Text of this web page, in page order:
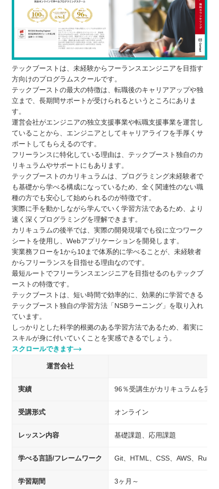
テックブーストは、未経験からフーランスエンジニアを目指す
方向けのプログラムスクールです。
テックブーストの最大の特徴は、転職後のキャリアアップや独
立まで、長期間サポートが受けられるというところにありま
す。
運営会社がエンジニアの独立支援事業や転職支援事業を運営し
ていることから、エンジニアとしてキャリアライフを手厚くサ
ポートしてもらえるのです。
フリーランスに特化している理由は、テックブースト独自のカ
リキュラムやサポートにもあります。
テックブーストのカリキュラムは、プログラミング未経験者で
も基礎から学べる構成になっているため、全く関連性のない職
種の方でも安心して始められるのが特徴です。
実際に手を動かしながら学んでいく学習方法であるため、より
速く深くプログラミングを理解できます。
カリキュラムの後半では、実際の開発現場でも役に立つワーク
シートを使用し、Webアプリケーションを開発します。
実業務フローを1から10まで体系的に学べることが、未経験者
からフリーランスを目指せる理由なのです。
最短ルートでフリーランスエンジニアを目指せるのもテックブ
ーストの特徴です。
テックブーストは、短い時間で効率的に、効果的に学習できる
テックブースト独自の学習方法「NSBラーニング」を取り入れ
ています。
しっかりとした科学的根拠のある学習方法であるため、着実に
スキルが身に付いていくことを実感できるでしょう。
スクロールできます
運営会社
実績 96％受講生がカリキュラムを完遂
受講形式 オンライン
レッスン内容 基礎課題、応用課題
学べる言語/フレームワーク Git、HTML、CSS、AWS、Ruby
学習期間 3ヶ月～